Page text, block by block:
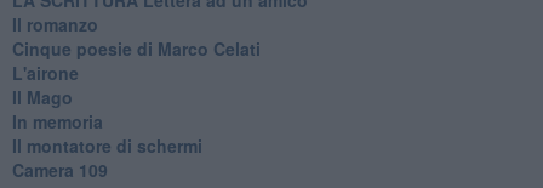
Il romanzo
Cinque poesie di Marco Celati
L'airone
Il Mago
In memoria
Il montatore di schermi
Camera 109